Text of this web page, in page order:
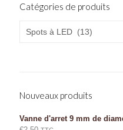
Catégories de produits
Nouveaux produits
Vanne d'arret 9 mm de